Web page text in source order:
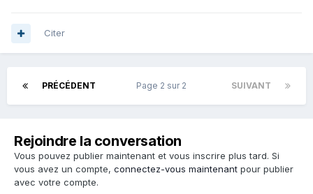
Citer
PRÉCÉDENT SUIVANT
Page 2 sur 2
Rejoindre la conversation
Vous pouvez publier maintenant et vous inscrire plus tard. Si
vous avez un compte, connectez-vous maintenant pour publier
avec votre compte.